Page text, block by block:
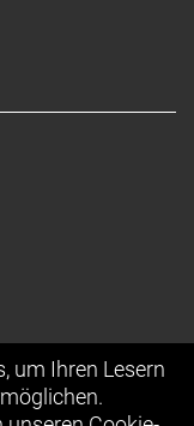
um Ihren Lesern